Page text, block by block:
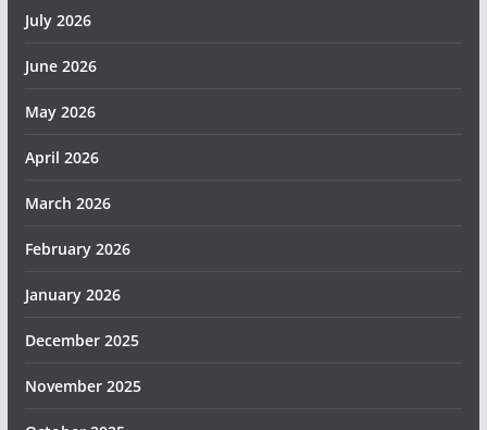
July 2026
June 2026
May 2026
April 2026
March 2026
February 2026
January 2026
December 2025
November 2025